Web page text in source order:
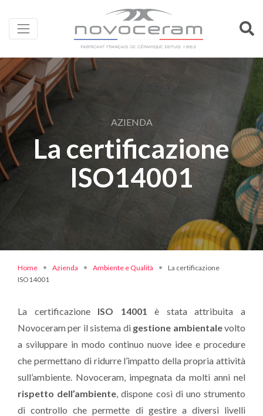
AZIENDA
La certificazione
ISO14001
Home Azienda Ambiente e Qualità
La certificazione
ISO14001
La certificazione ISO 14001 è stata attribuita a
Novoceram per il sistema di gestione ambientalevolto
a sviluppare in modo continuo nuove idee e procedure
che permettano di ridurre l’impatto della propria attività
sull’ambiente. Novoceram, impegnata da molti anni nel
rispetto dell’ambiente, dispone così di uno strumento
di controllo che permette di gestire a diversi livelli